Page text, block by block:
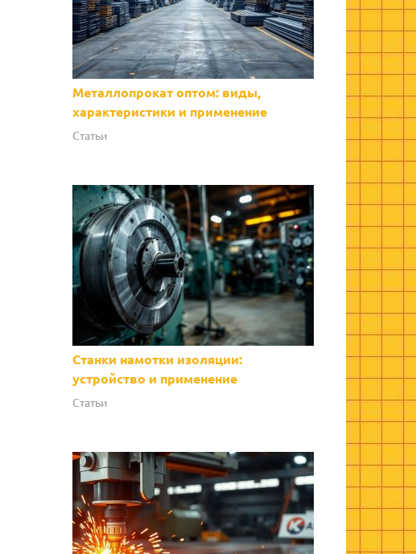
Металлопрокат оптом: виды,
характеристики и применение
Статьи
Станки намотки изоляции:
устройство и применение
Статьи